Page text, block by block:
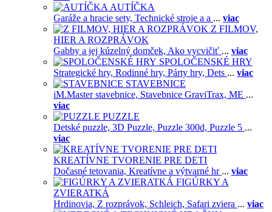
AUTÍČKA
Garáže a hracie sety, Technické stroje a a ... viac
Z FILMOV,
HIER A ROZPRÁVOK
Gabby a jej kúzelný domček, Ako vycvičiť ... viac
SPOLOČENSKÉ HRY
Strategické hry, Rodinné hry, Párty hry, Dets ... viac
STAVEBNICE
iM.Master stavebnice, Stavebnice GraviTrax, ME ...
viac
PUZZLE
Detské puzzle, 3D Puzzle, Puzzle 300d, Puzzle 5 ...
viac
KREATÍVNE TVORENIE PRE DETI
Dočasné tetovania, Kreatívne a výtvarné hr ... viac
FIGÚRKY A
ZVIERATKÁ
Hrdinovia, Z rozprávok, Schleich, Safari zviera ... viac